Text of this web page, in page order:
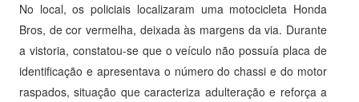
No local, os policiais localizaram uma motocicleta Honda
Bros, de cor vermelha, deixada às margens da via. Durante
a vistoria, constatou-se que o veículo não possuía placa de
identificação e apresentava o número do chassi e do motor
raspados, situação que caracteriza adulteração e reforça a